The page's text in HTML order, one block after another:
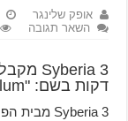
אופק שלינגר
השאר תגובה
דקות בשם: "Escape from the Asylum"
Syberia 3 מבית הפיתוח של